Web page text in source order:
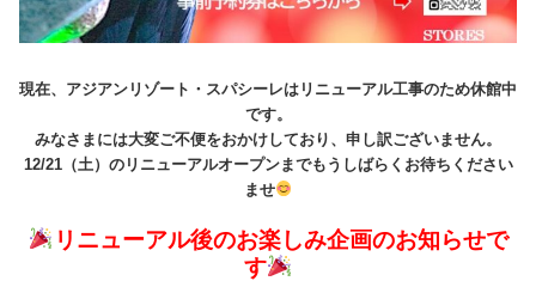
現在、アジアンリゾート・スパシーレはリニューアル工事のため休館中
です。
みなさまには大変ご不便をおかけしており、申し訳ございません。
12/21（土）のリニューアルオープンまでもうしばらくお待ちください
ませ
リニューアル後のお楽しみ企画のお知らせで
す